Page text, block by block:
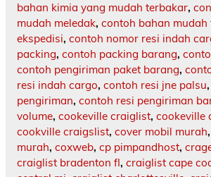
bahan kimia yang mudah terbakar,
mudah meledak, contoh bahan mudah
ekspedisi, contoh nomor resi indah
packing, contoh packing barang,
contoh pengiriman paket barang,
resi indah cargo, contoh resi jne palsu,
pengiriman, contoh resi pengiriman
volume, cookeville craiglist, cookeville
cookville craigslist, cover mobil murah,
murah, coxweb, cp pimpandhost,
craiglist bradenton fl, craiglist cape